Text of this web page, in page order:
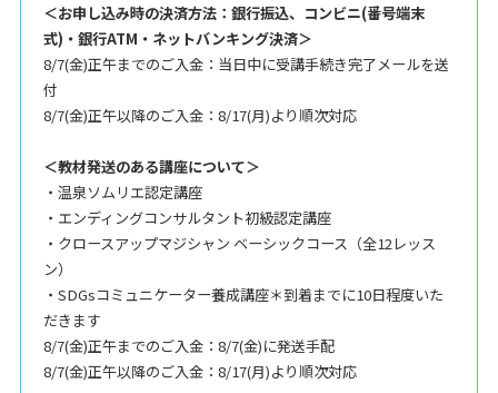
＜お申し込み時の決済方法：銀行振込、コンビニ(番号端末
式)・銀行ATM・ネットバンキング決済＞
8/7(金)正午までのご入金：当日中に受講手続き完了メールを送
付
8/7(金)正午以降のご入金：8/17(月)より順次対応
＜教材発送のある講座について＞
・温泉ソムリエ認定講座
・エンディングコンサルタント初級認定講座
・クロースアップマジシャン ベーシックコース（全12レッス
ン）
・SDGsコミュニケーター養成講座＊到着までに10日程度いた
だきます
8/7(金)正午までのご入金：8/7(金)に発送手配
8/7(金)正午以降のご入金：8/17(月)より順次対応